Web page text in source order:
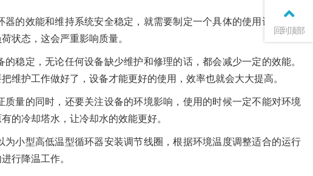
的效能和维持系统安全稳定，就需要制定一个具体的使用计划，无
状态，这会严重影响质量。
稳定，无论任何设备缺少维护和修理的话，都会减少一定的效能。
维护工作做好了，设备才能更好的使用，效率也就会大大提高。
量的同时，还要关注设备的环境影响，使用的时候一定不能对环境
的冷却塔水，让冷却水的效能更好。
小型高低温型循环器安装调节线圈，根据环境温度调整适合的运行
行降温工作。
回到顶部